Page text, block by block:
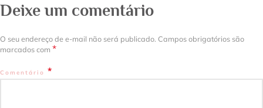
Deixe um comentário
O seu endereço de e-mail não será publicado. Campos obrigatórios são
marcados com *
Comentário *